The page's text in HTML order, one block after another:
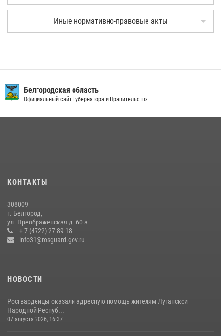
Иные нормативно-правовые акты
Белгородская область
Официальный сайт Губернатора и Правительства
КОНТАКТЫ
308009
г. Белгород,
ул. Преображенская д. 60 а
+ 7 (4722) 27-89-18
info31@rosguard.gov.ru
НОВОСТИ
Росгвардейцы оказали адресную помощь жителям Луганской
Народной Респуб...
07 августа 2026, 16:37